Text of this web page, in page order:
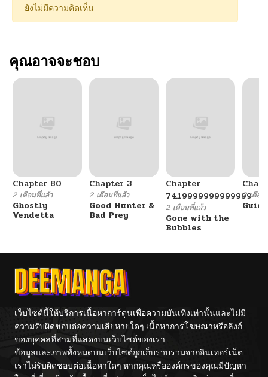
ยังไม่มีความคิดเห็น
คุณอาจจะชอบ
Chapter 80
2 เดือนที่แล้ว
Ghostly
Vendetta
Chapter 3
2 เดือนที่แล้ว
Good Hunter &
Bad Prey
Chapter
74.19999999999999
2 เดือนที่แล้ว
Gone with the
Bubbles
2 เดือน
เว็บไซต์นี้ให้บริการเนื้อหาการ์ตูนเพื่อความบันเทิงเท่านั้นและไม่มี
ความรับผิดชอบต่อความเสียหายใดๆ เนื้อหาการโฆษณาหรือลิงก์
ของบุคคลที่สามที่แสดงบนเว็บไซต์ของเรา
ข้อมูลและภาพทั้งหมดบนเว็บไซต์ถูกเก็บรวบรวมจากอินเทอร์เน็ต
เราไม่รับผิดชอบต่อเนื้อหาใดๆ หากคุณหรือองค์กรของคุณมีปัญหา